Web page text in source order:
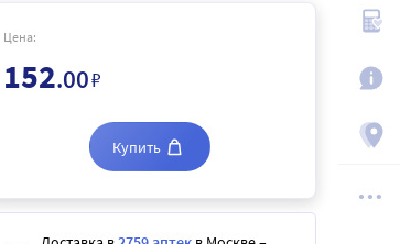
Цена:
152.00₽
Купить